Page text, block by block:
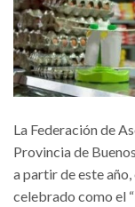
La Federación de
Provincia de
a partir de este
celebrado como el